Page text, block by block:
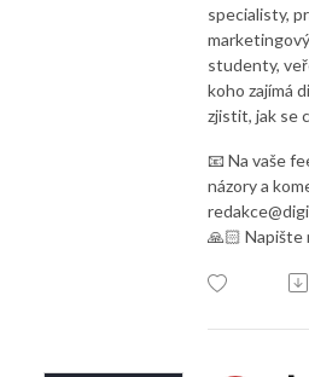
specialisty,
studenty,
koho zajímá
zjistit, jak se
📧 Na vaše
názory a
🙏🏻 Napište